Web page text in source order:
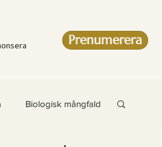
Prenumerera
Biologisk mångfald